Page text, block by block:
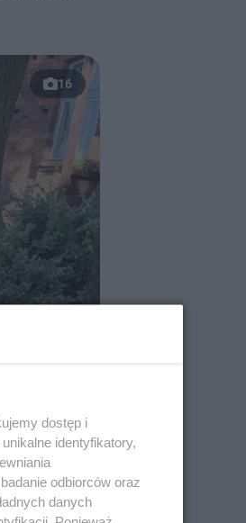
16
dostęp i
identyfikatory,
odbiorców oraz
danych